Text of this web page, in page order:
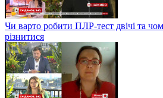
Чи варто робити ПЛР-тест двічі та
різнитися